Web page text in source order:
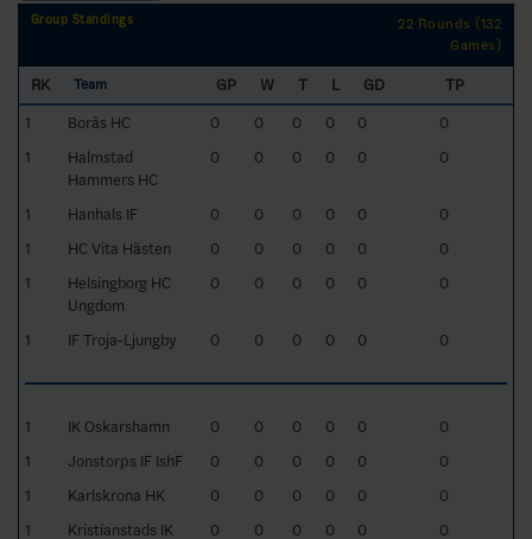
Group Standings
22 Rounds (132
Games)
RK Team GP W T L GD
TP
1
Borås HC 0 0 0 0 0
0
1
Halmstad
Hammers HC
0 0 0 0 0 0
1 Hanhals IF 0 0 0 0 0
0
1
HC Vita Hästen 0 0 0 0 0
0
1
Helsingborg HC
Ungdom
0 0 0 0 0 0
1 IF Troja-Ljungby 0 0 0 0 0 0
1 IK Oskarshamn 0 0 0 0 0
0
1
Jonstorps IF IshF 0 0 0 0 0
0
1
Karlskrona HK 0 0 0 0 0
0
1
Kristianstads IK 0 0 0 0 0
0